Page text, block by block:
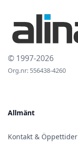
© 1997-2026
Org.nr: 556438-4260
Allmänt
Kontakt & Öppettider